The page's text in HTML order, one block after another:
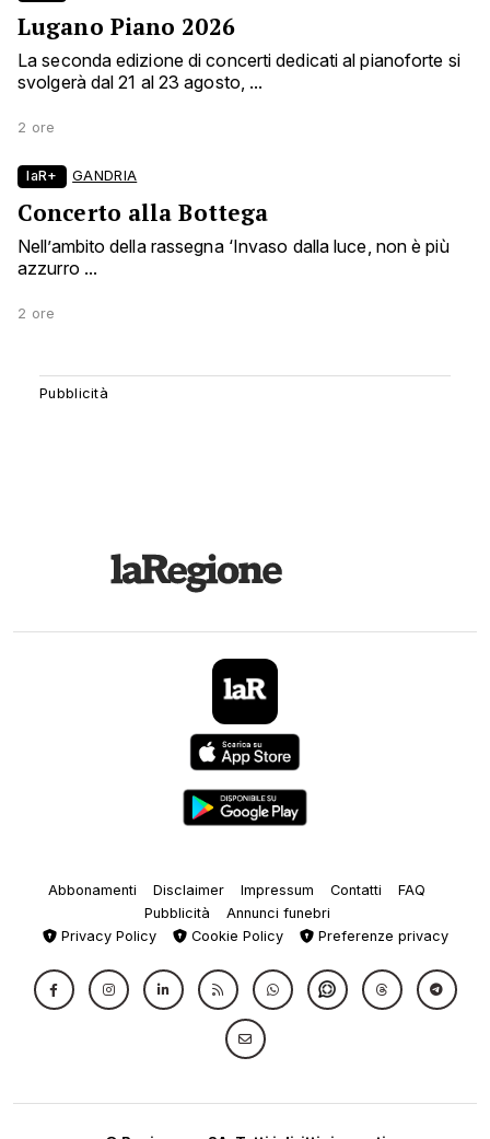
Lugano Piano 2026
La seconda edizione di concerti dedicati al pianoforte si
svolgerà dal 21 al 23 agosto, ...
2 ore
laR+ GANDRIA
Concerto alla Bottega
Nell’ambito della rassegna ‘Invaso dalla luce, non è più
azzurro ...
2 ore
Abbonamenti Disclaimer Impressum Contatti
FAQ
Pubblicità
Annunci funebri
Privacy Policy
Cookie Policy Preferenze privacy